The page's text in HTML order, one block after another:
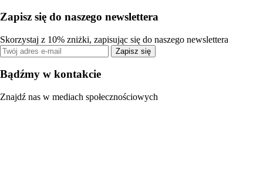
Zapisz się do naszego newslettera
Skorzystaj z 10% zniżki, zapisując się do naszego newslettera
Zapisz się
Bądźmy w kontakcie
Znajdź nas w mediach społecznościowych